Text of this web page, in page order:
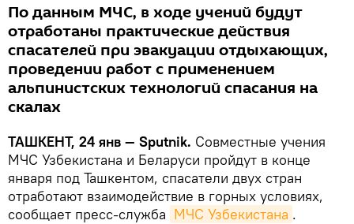
По данным МЧС, в ходе учений будут
отработаны практические действия
спасателей при эвакуации отдыхающих,
проведении работ с применением
альпинистских технологий спасания на
скалах
ТАШКЕНТ, 24 янв — Sputnik. Совместные учения
МЧС Узбекистана и Беларуси пройдут в конце
января под Ташкентом, спасатели двух стран
отработают взаимодействие в горных условиях,
сообщает пресс-служба МЧС Узбекистана .